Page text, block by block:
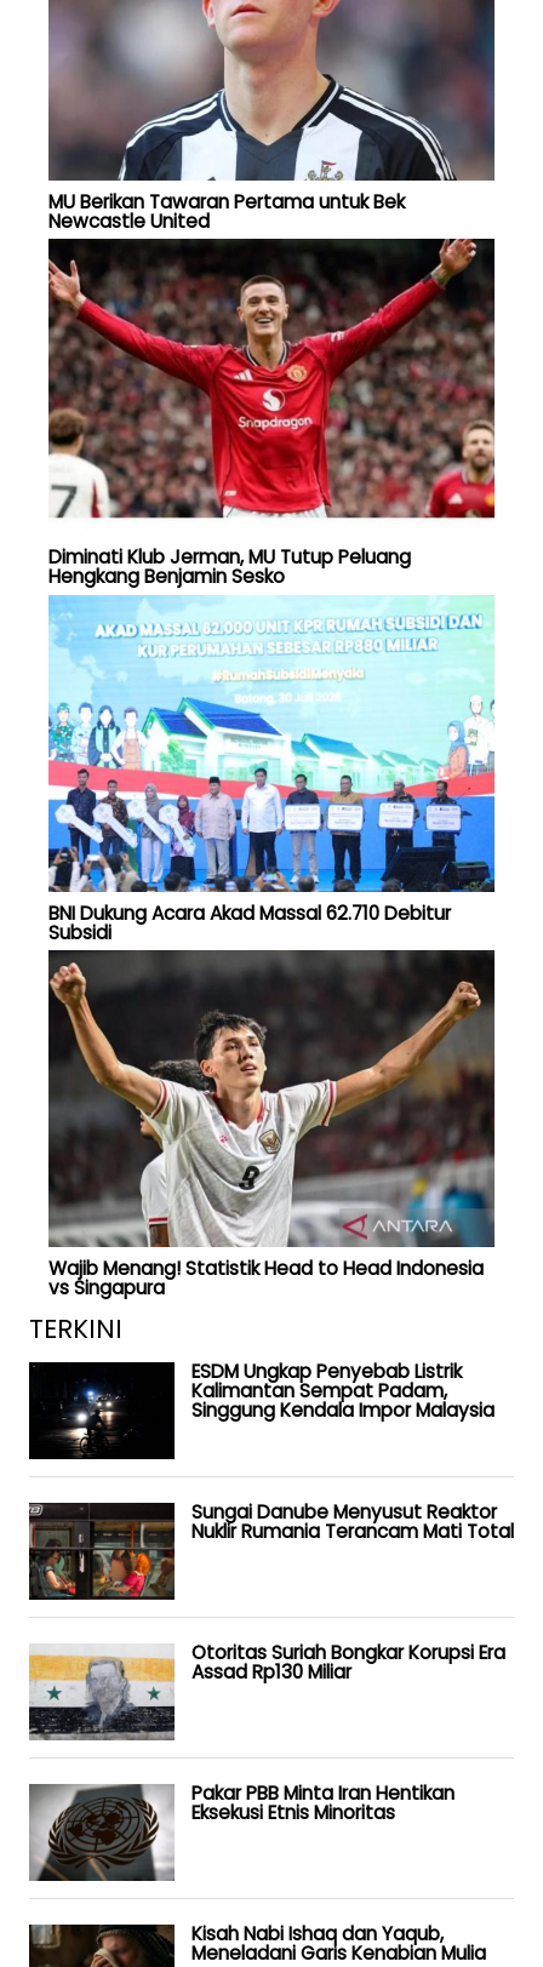
MU Berikan Tawaran Pertama untuk Bek
Newcastle United
Diminati Klub Jerman, MU Tutup Peluang
Hengkang Benjamin Sesko
BNI Dukung Acara Akad Massal 62.710 Debitur
Subsidi
Wajib Menang! Statistik Head to Head Indonesia
vs Singapura
TERKINI
ESDM Ungkap Penyebab Listrik
Kalimantan Sempat Padam,
Singgung Kendala Impor Malaysia
Sungai Danube Menyusut Reaktor
Nuklir Rumania Terancam Mati Total
Otoritas Suriah Bongkar Korupsi Era
Assad Rp130 Miliar
Pakar PBB Minta Iran Hentikan
Eksekusi Etnis Minoritas
Kisah Nabi Ishaq dan Yaqub,
Meneladani Garis Kenabian Mulia